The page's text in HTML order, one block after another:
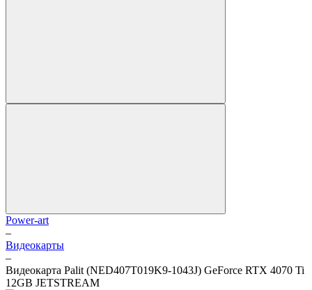
Power-art
–
Видеокарты
–
Видеокарта Palit (NED407T019K9-1043J) GeForce RTX 4070 Ti
12GB JETSTREAM